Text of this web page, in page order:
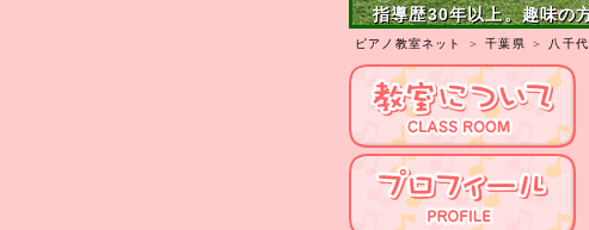
指導歴30年以上。趣味の
ピアノ教室ネット ＞千葉県 ＞ 八千